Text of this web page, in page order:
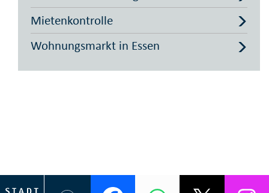
Mietenkontrolle
Wohnungsmarkt in Essen